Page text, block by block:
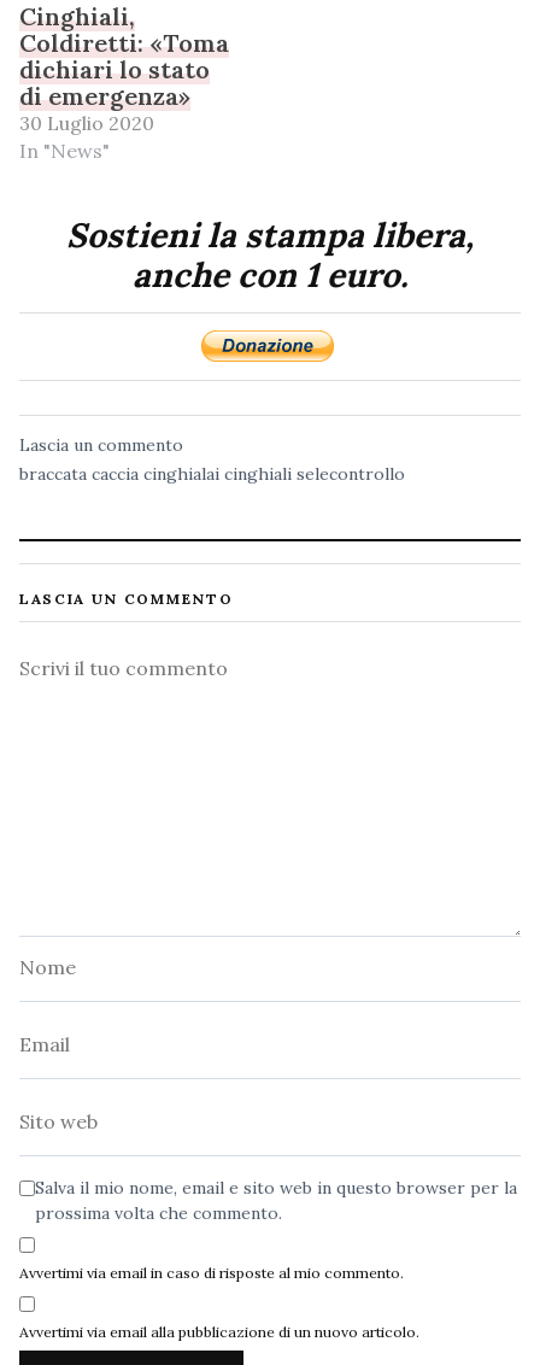
Cinghiali,
Coldiretti: «Toma
dichiari lo stato
di emergenza»
30 Luglio 2020
In "News"
Sostieni la stampa libera,
anche con 1 euro.
Lascia un commento
braccata caccia cinghialai cinghiali selecontrollo
LASCIA UN COMMENTO
Commento
Salva il mio nome, email e sito web in questo browser per la
prossima volta che commento.
Avvertimi via email in caso di risposte al mio commento.
Avvertimi via email alla pubblicazione di un nuovo articolo.